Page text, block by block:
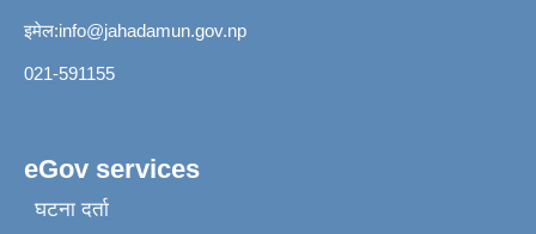
इमेल:info@jahadamun.gov.np
021-591155
eGov services
घटना दर्ता